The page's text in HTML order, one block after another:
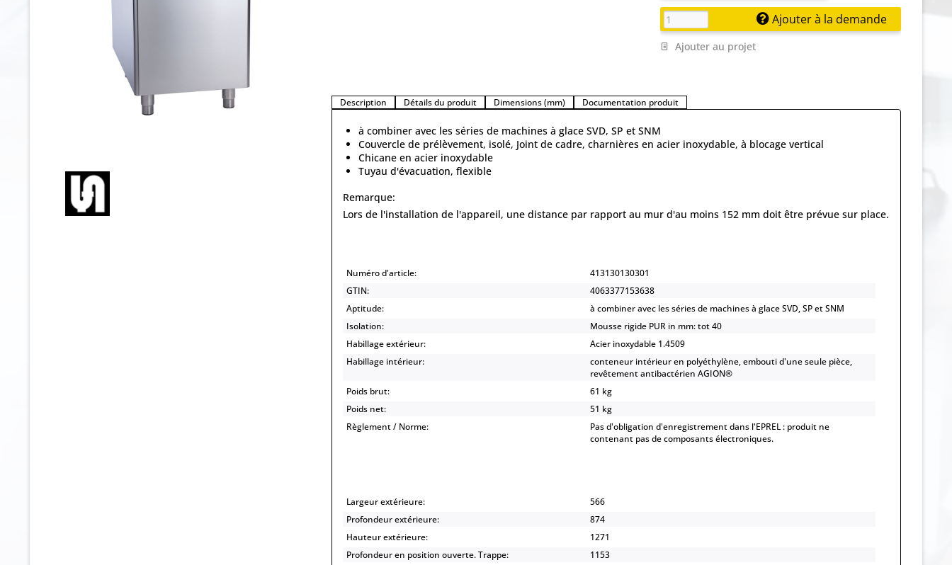
Ajouter à la demande
Ajouter au projet
Description Détails du produit Dimensions (mm) Documentation produit
à combiner avec les séries de machines à glace SVD, SP et SNM
Couvercle de prélèvement, isolé, Joint de cadre, charnières en acier inoxydable, à blocage vertical
Chicane en acier inoxydable
Tuyau d'évacuation, flexible
Remarque:
Lors de l'installation de l'appareil, une distance par rapport au mur d'au moins 152 mm doit être prévue sur place.
Numéro d'article:
413130130301
GTIN:
4063377153638
Aptitude:
à combiner avec les séries de machines à glace SVD, SP et SNM
Isolation:
Mousse rigide PUR in mm: tot 40
Habillage extérieur:
Acier inoxydable 1.4509
Habillage intérieur:
conteneur intérieur en polyéthylène, embouti d'une seule pièce,
revêtement antibactérien AGION®
Poids brut:
61 kg
Poids net:
51 kg
Règlement / Norme:
Pas d'obligation d'enregistrement dans l'EPREL : produit ne
contenant pas de composants électroniques.
Largeur extérieure:
566
Profondeur extérieure:
874
Hauteur extérieure:
1271
Profondeur en position ouverte. Trappe:
1153